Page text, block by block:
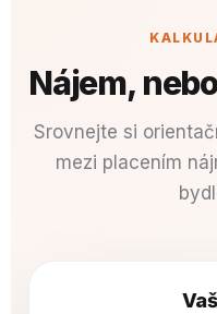
Investiční
Důchodová
Spoření a investice
Pojistná
Kariéra
Nájem,
Srovnejte si
mezi placením